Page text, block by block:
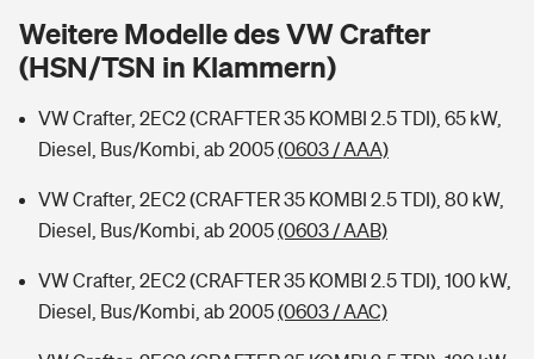
Hochwasser-Check: Wie gefährdet ist Ihr Haus?
Sie haben Fragen?
Private Cyberversicherung
Zur Übersicht
Kinderunfall-Check: Mehr Sicherheit für deine Kids
Rentenrechner: Wie viel Geld bekomme ich im Alter?
Weitere Modelle des VW Crafter
(HSN/TSN in Klammern)
VW Crafter, 2EC2 (CRAFTER 35 KOMBI 2.5 TDI), 65 kW,
Diesel, Bus/Kombi, ab 2005(0603 / AAA)
VW Crafter, 2EC2 (CRAFTER 35 KOMBI 2.5 TDI), 80 kW,
Diesel, Bus/Kombi, ab 2005(0603 / AAB)
VW Crafter, 2EC2 (CRAFTER 35 KOMBI 2.5 TDI), 100 kW,
Diesel, Bus/Kombi, ab 2005(0603 / AAC)